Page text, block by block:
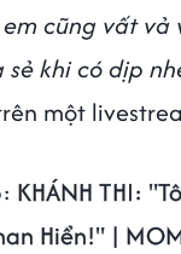
cũng vất vả
sẻ khi có dịp
một
KHÁNH THI:
Hiển!" |